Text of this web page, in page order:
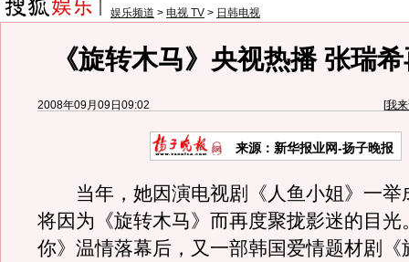
娱乐频道 > 电视 TV > 日韩电视
《旋转木马》央视热播 张瑞
2008年09月09日09:02 [我
来源：新华报业网-扬子晚报
当年，她因演电视剧《人鱼小姐》一举
将因为《旋转木马》而再度聚拢影迷的目光
你》温情落幕后，又一部韩国爱情题材剧《